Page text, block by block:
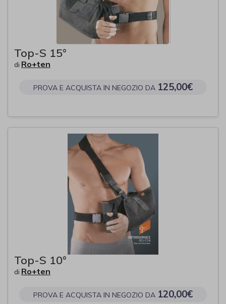
Top-S 15°
di Ro+ten
PROVA E ACQUISTA IN NEGOZIO DA 125,00€
Top-S 10°
di Ro+ten
PROVA E ACQUISTA IN NEGOZIO DA 120,00€